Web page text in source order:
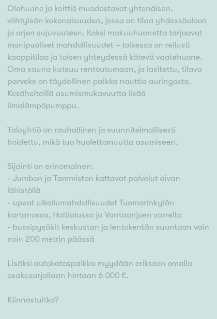
Olohuone ja keittiö muodostavat yhtenäisen,
viihtyisän kokonaisuuden, jossa on tilaa yhdessäoloon
ja arjen sujuvuuteen. Kaksi makuuhuonetta tarjoavat
monipuoliset mahdollisuudet – toisessa on reilusti
kaappitilaa ja toisen yhteydessä kätevä vaatehuone.
Oma sauna kutsuu rentoutumaan, ja lasitettu, tilava
parveke on täydellinen paikka nauttia auringosta.
Kesähelteillä asumismukavuutta lisää
ilmalämpöpumppu.
Taloyhtiö on rauhallinen ja suunnitelmallisesti
hoidettu, mikä tuo huolettomuutta asumiseen.
Sijainti on erinomainen:
- Jumbon ja Tammiston kattavat palvelut aivan
lähistöllä
- upeat ulkoilumahdollisuudet Tuomarinkylän
kartanossa, Haltialassa ja Vantaanjoen varrella
- bussipysäkit keskustan ja lentokentän suuntaan vain
noin 200 metrin päässä
Lisäksi autokatospaikka myydään erikseen omalla
osakesarjallaan hintaan 6 000 €.
Kiinnostuitko?